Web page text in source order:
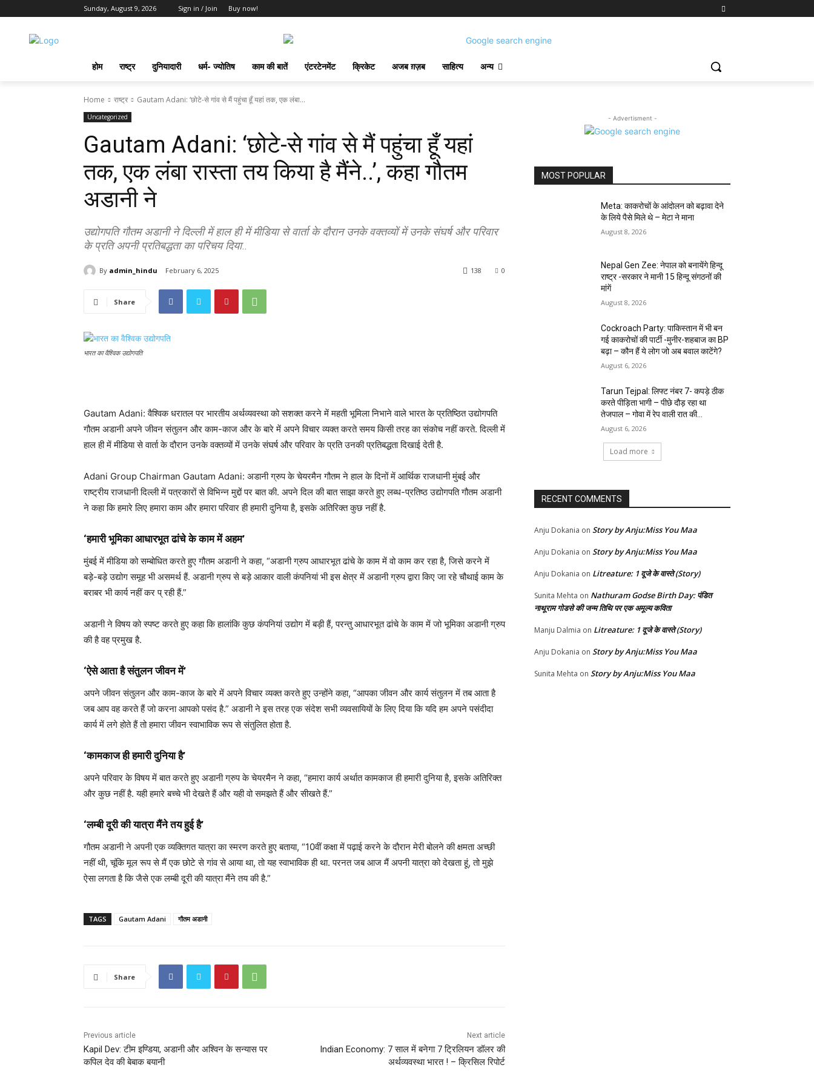
Sunday, August 9, 2026 Sign in / Join Buy now!
होम राष्ट्र दुनियादारी धर्म- ज्योतिष काम की बातें एंटरटेनमेंट क्रिकेट अजब ग़ज़ब साहित्य अन्य
Home राष्ट्र Gautam Adani: ‘छोटे-से गांव से मैं पहुंचा हूँ यहां तक, एक लंबा...
Uncategorized
Gautam Adani: ‘छोटे-से गांव से मैं पहुंचा हूँ यहां
तक, एक लंबा रास्ता तय किया है मैंने..’, कहा गौतम
अडानी ने
उद्योगपति गौतम अडानी ने दिल्ली में हाल ही में मीडिया से वार्ता के दौरान उनके वक्तव्यों में उनके संघर्ष और परिवार
के प्रति अपनी प्रतिबद्धता का परिचय दिया..
By admin_hindu February 6, 2025 0
138
Share
भारत का वैश्विक उद्योगपति
Gautam Adani: वैश्विक धरातल पर भारतीय अर्थव्यवस्था को सशक्त करने में महती भूमिला निभाने वाले भारत के प्रतिष्ठित उद्योगपति
गौतम अडानी अपने जीवन संतुलन और काम-काज और के बारे में अपने विचार व्यक्त करते समय किसी तरह का संकोच नहीं करते. दिल्ली में
हाल ही में मीडिया से वार्ता के दौरान उनके वक्तव्यों में उनके संघर्ष और परिवार के प्रति उनकी प्रतिबद्धता दिखाई देती है.
Adani Group Chairman Gautam Adani: अडानी ग्रुप के चेयरमैन गौतम ने हाल के दिनों में आर्थिक राजधानी मुंबई और
राष्ट्रीय राजधानी दिल्ली में पत्रकारों से विभिन्न मुद्दों पर बात की. अपने दिल की बात साझा करते हुए लब्ध-प्रतिष्ठ उद्योगपति गौतम अडानी
ने कहा कि हमारे लिए हमारा काम और हमारा परिवार ही हमारी दुनिया है, इसके अतिरिक्त कुछ नहीं है.
‘हमारी भूमिका आधारभूत ढांचे के काम में अहम’
मुंबई में मीडिया को सम्बोधित करते हुए गौतम अडानी ने कहा, “अडानी ग्रुप आधारभूत ढांचे के काम में वो काम कर रहा है, जिसे करने में
बड़े-बड़े उद्योग समूह भी असमर्थ हैं. अडानी ग्रुप से बड़े आकार वाली कंपनियां भी इस क्षेत्र में अडानी ग्रुप द्वारा किए जा रहे चौथाई काम के
बराबर भी कार्य नहीं कर प् रही हैं.”
अडानी ने विषय को स्पष्ट करते हुए कहा कि हालांकि कुछ कंपनियां उद्योग में बड़ी हैं, परन्तु आधारभूत ढांचे के काम में जो भूमिका अडानी ग्रुप
की है वह प्रमुख है.
‘ऐसे आता है संतुलन जीवन में’
अपने जीवन संतुलन और काम-काज के बारे में अपने विचार व्यक्त करते हुए उन्होंने कहा, “आपका जीवन और कार्य संतुलन में तब आता है
जब आप वह करते हैं जो करना आपको पसंद है.” अडानी ने इस तरह एक संदेश सभी व्यवसायियों के लिए दिया कि यदि हम अपने पसंदीदा
कार्य में लगे होते हैं तो हमारा जीवन स्वाभाविक रूप से संतुलित होता है.
‘कामकाज ही हमारी दुनिया है’
अपने परिवार के विषय में बात करते हुए अडानी ग्रुप के चेयरमैन ने कहा, “हमारा कार्य अर्थात कामकाज ही हमारी दुनिया है, इसके अतिरिक्त
और कुछ नहीं है. यही हमारे बच्चे भी देखते हैं और यही वो समझते हैं और सीखते हैं.”
‘लम्बी दूरी की यात्रा मैंने तय हुई है’
गौतम अडानी ने अपनी एक व्यक्तिगत यात्रा का स्मरण करते हुए बताया, “10वीं कक्षा में पढ़ाई करने के दौरान मेरी बोलने की क्षमता अच्छी
नहीं थी, चूंकि मूल रूप से मैं एक छोटे से गांव से आया था, तो यह स्वाभाविक ही था. परनत जब आज मैं अपनी यात्रा को देखता हूं, तो मुझे
ऐसा लगता है कि जैसे एक लम्बी दूरी की यात्रा मैंने तय की है.”
TAGS Gautam Adani गौतम अडानी
Share
Previous article
Kapil Dev: टीम इण्डिया, अडानी और अश्विन के सन्यास पर
कपिल देव की बेबाक बयानी
Next article
Indian Economy: 7 साल में बनेगा 7 ट्रिलियन डॉलर की
अर्थव्यवस्था भारत ! – क्रिसिल रिपोर्ट
- Advertisment -
MOST POPULAR
Meta: काकरोचों के आंदोलन को बढ़ावा देने
के लिये पैसे मिले थे – मेटा ने माना
August 8, 2026
Nepal Gen Zee: नेपाल को बनायेंगे हिन्दू
राष्ट्र -सरकार ने मानी 15 हिन्दू संगठनों की
मांगें
August 8, 2026
Cockroach Party: पाकिस्तान में भी बन
गई काकरोचों की पार्टी -मुनीर-शहबाज का BP
बढ़ा – कौन हैं ये लोग जो अब बवाल काटेंगे?
August 6, 2026
Tarun Tejpal: लिफ्ट नंबर 7- कपड़े ठीक
करते पीड़िता भागी – पीछे दौड़ रहा था
तेजपाल – गोवा में रेप वाली रात की...
August 6, 2026
Load more
RECENT COMMENTS
Anju Dokania on Story by Anju:Miss You Maa
Anju Dokania on Story by Anju:Miss You Maa
Anju Dokania on Litreature: 1 दूजे के वास्ते (Story)
Sunita Mehta on Nathuram Godse Birth Day: पंडित
नाथूराम गोडसे की जन्म तिथि पर एक अमूल्य कविता
Manju Dalmia on Litreature: 1 दूजे के वास्ते (Story)
Anju Dokania on Story by Anju:Miss You Maa
Sunita Mehta on Story by Anju:Miss You Maa